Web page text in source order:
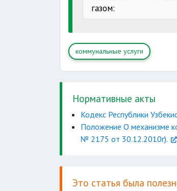
неработающим
работающим
выявления
умышленной порчи
газом:
коммунальные услуги
Нормативные акты
Кодекс Республики
Положение О механизме
№ 2175 от 30.12.2010г).
Это статья была